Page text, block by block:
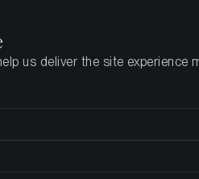
sube mientras
en los activos
us deliver the site experience